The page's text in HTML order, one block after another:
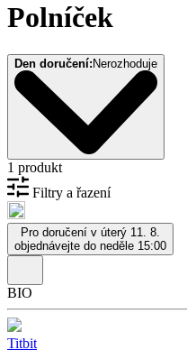
Polníček
Den doručení: Nerozhoduje
1 produkt
Filtry a řazení
Pro doručení v úterý 11. 8.
objednávejte do neděle 15:00
BIO
Titbit